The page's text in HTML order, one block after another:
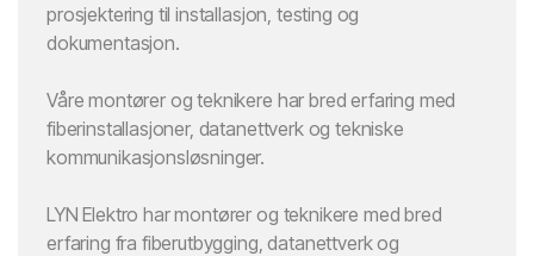
prosjektering til installasjon, testing og
dokumentasjon.
Våre montører og teknikere har bred erfaring med
fiberinstallasjoner, datanettverk og tekniske
kommunikasjonsløsninger.
LYN Elektro har montører og teknikere med bred
erfaring fra fiberutbygging, datanettverk og